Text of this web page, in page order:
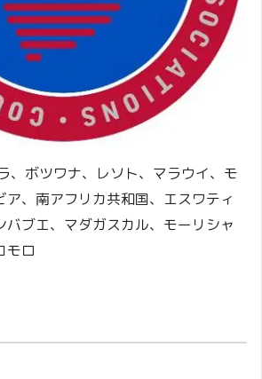
、ボツワナ、レソト、マラウイ、モ
ア、南アフリカ共和国、エスワティ
バブエ、マダガスカル、モーリシャ
モロ